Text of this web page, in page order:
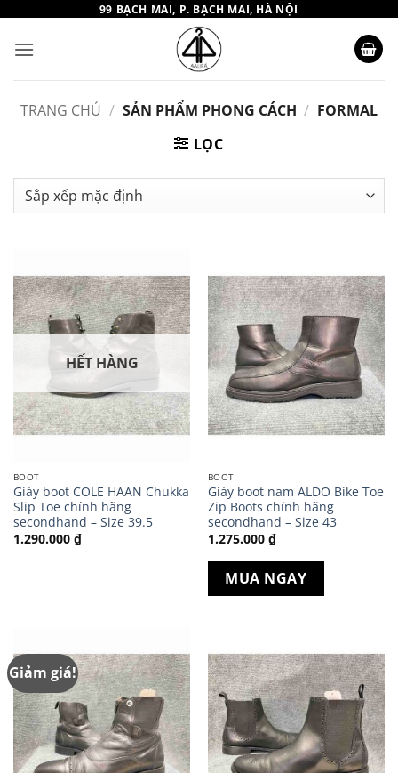
nội
dung
99 BẠCH MAI, P. BẠCH MAI, HÀ NỘI
TRANG CHỦ / SẢN PHẨM PHONG CÁCH / FORMAL
LỌC
HẾT HÀNG
BOOT
Giày boot COLE HAAN Chukka
Slip Toe chính hãng
secondhand – Size 39.5
1.290.000 ₫
BOOT
Giày boot nam ALDO Bike Toe
Zip Boots chính hãng
secondhand – Size 43
1.275.000 ₫
MUA NGAY
Giảm giá!